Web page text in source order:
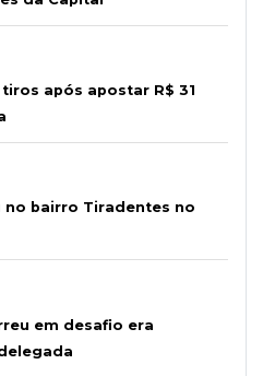
após apostar R$ 31
no bairro Tiradentes no
em desafio era